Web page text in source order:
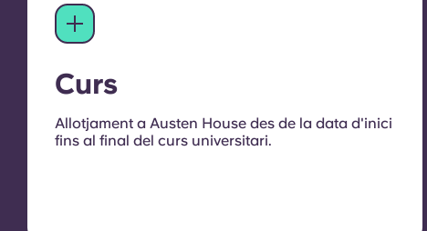
Curs
Allotjament a Austen House des de la data d'inici
fins al final del curs universitari.